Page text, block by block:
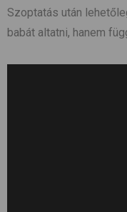
Szoptatás után
babát altatni, hanem